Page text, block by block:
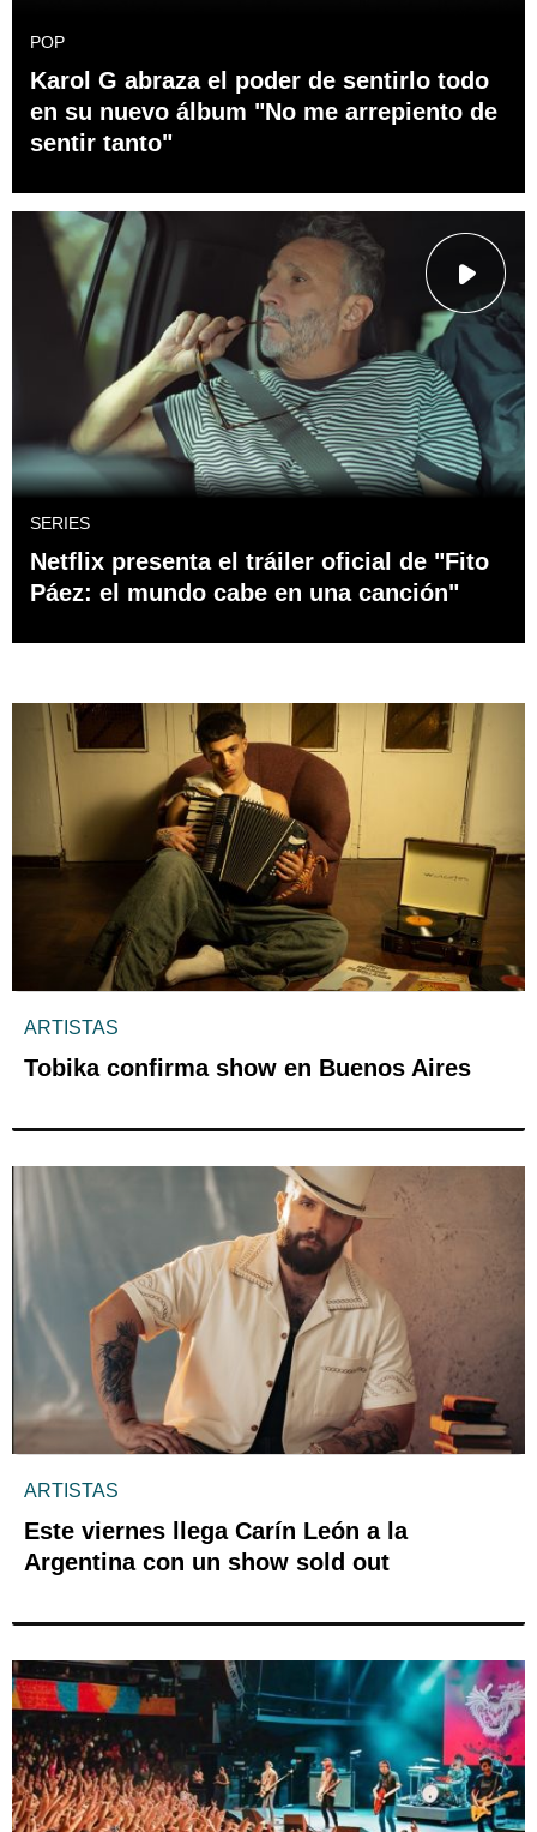
POP
Karol G abraza el poder de sentirlo todo
en su nuevo álbum "No me arrepiento de
sentir tanto"
SERIES
Netflix presenta el tráiler oficial de "Fito
Páez: el mundo cabe en una canción"
ARTISTAS
Tobika confirma show en Buenos Aires
ARTISTAS
Este viernes llega Carín León a la
Argentina con un show sold out